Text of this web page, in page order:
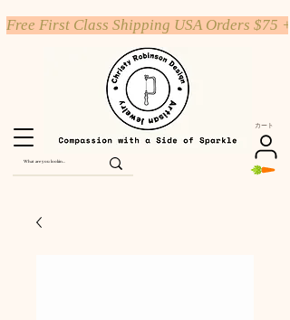
カート
Free First Class Shipping USA Orders $75 +